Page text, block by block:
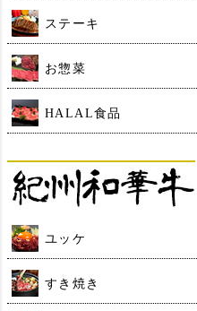
ステーキ
お惣菜
HALAL食品
ユッケ
すき焼き